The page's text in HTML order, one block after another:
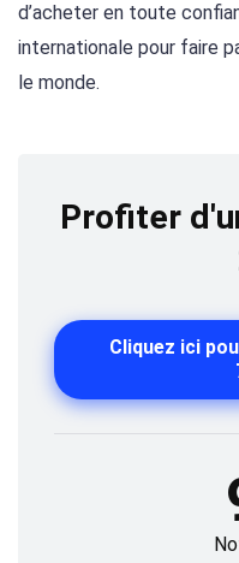
d’acheter en toute
internationale pour faire
le monde.
Profiter
Cliquez ici